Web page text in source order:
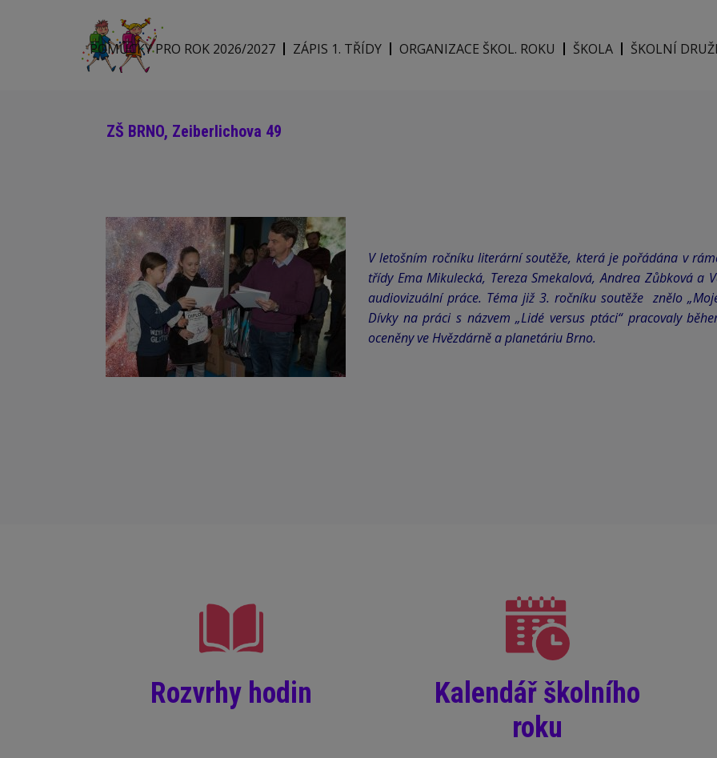
POMŮCKY PRO ROK 2026/2027 ZÁPIS 1. TŘÍDY ORGANIZACE ŠKOL. ROKU ŠKOLA ŠKOLNÍ
ZŠ BRNO, Zeiberlichova 49
V letošním ročníku literární soutěže, která je pořádána v
třídy Ema Mikulecká, Tereza Smekalová, Andrea
audiovizuální práce. Téma již 3. ročníku soutěže znělo
Dívky na práci s názvem „Lidé versus ptáci“ pracovaly
oceněny ve Hvězdárně a planetáriu Brno.
Rozvrhy hodin
Kalendář školního
roku